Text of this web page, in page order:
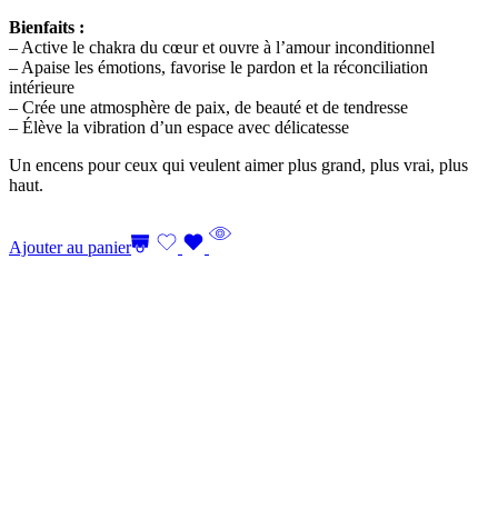
Bienfaits :
– Active le chakra du cœur et ouvre à l’amour inconditionnel
– Apaise les émotions, favorise le pardon et la réconciliation
intérieure
– Crée une atmosphère de paix, de beauté et de tendresse
– Élève la vibration d’un espace avec délicatesse
Un encens pour ceux qui veulent aimer plus grand, plus vrai, plus
haut.
Ajouter au panier